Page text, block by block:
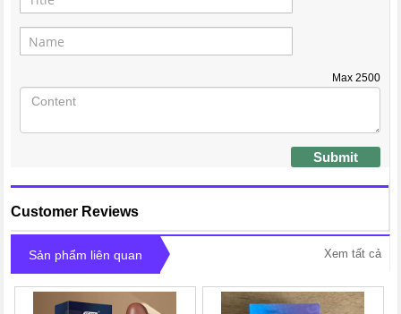
Max 2500
Submit
Customer Reviews
Sản phẩm liên quan Xem tất cả